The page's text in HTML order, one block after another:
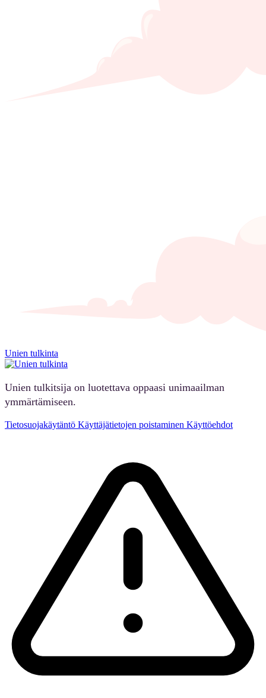
Unien tulkinta
Unien tulkitsija on luotettava oppaasi unimaailman
ymmärtämiseen.
Tietosuojakäytäntö Käyttäjätietojen poistaminen Käyttöehdot